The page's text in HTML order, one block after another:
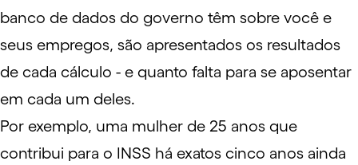
banco de dados do governo têm sobre você e
seus empregos, são apresentados os resultados
de cada cálculo - e quanto falta para se aposentar
em cada um deles.
Por exemplo, uma mulher de 25 anos que
contribui para o INSS há exatos cinco anos ainda